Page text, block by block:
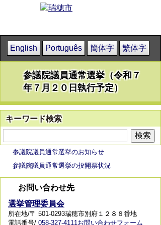
English Português 簡体字 繁体字
参議院議員通常選挙（令和７
年７月２０日執行予定）
キーワード検索
参議院議員通常選挙のお知らせ
参議院議員通常選挙の投開票状況
お問い合わせ先
選挙管理委員会
所在地/〒 501-0293瑞穂市別府１２８８番地
電話番号/ 058-327-4111お問い合わせフォーム